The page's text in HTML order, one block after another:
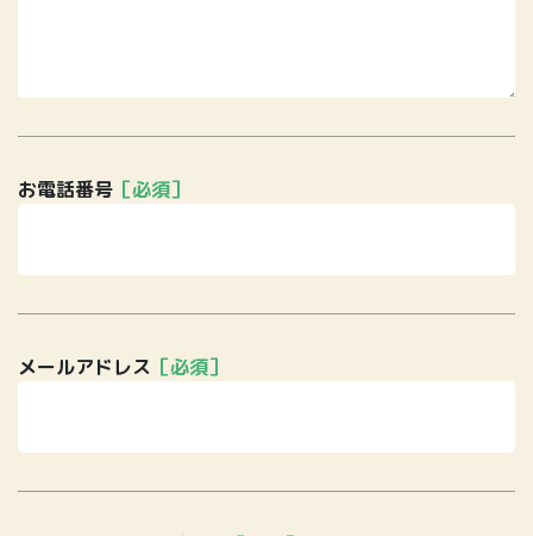
お電話番号 ［必須］
メールアドレス ［必須］